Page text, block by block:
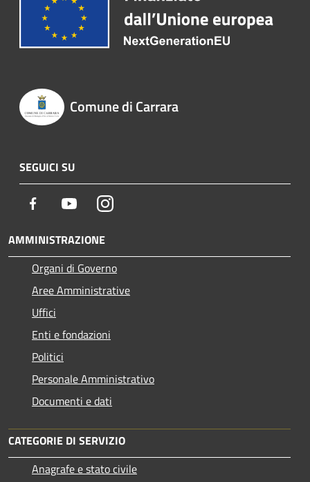
Comune di Carrara
SEGUICI SU
Facebook YoutubeInstagram
AMMINISTRAZIONE
Organi di Governo
Aree Amministrative
Uffici
Enti e fondazioni
Politici
Personale Amministrativo
Documenti e dati
CATEGORIE DI SERVIZIO
Anagrafe e stato civile